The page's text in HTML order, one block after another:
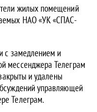
жилых помещений
НАО «УК «СПАС-
с замедлением и
мессенджера Телеграм
и удалены
управляющей
Телеграм.